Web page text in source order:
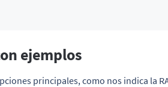
ejemplos
principales, como nos indica la